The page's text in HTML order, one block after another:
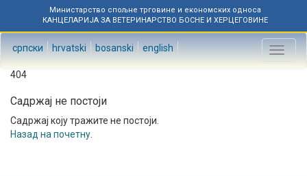
Министарство спољне трговине и економских односа
КАНЦЕЛАРИЈА ЗА ВЕТЕРИНАРСТВО БОСНЕ И ХЕРЦЕГОВИНЕ
српски hrvatski bosanski english
Toggle
404
Садржај не постоји
Садржај коју тражите не постоји.
Назад на почетну